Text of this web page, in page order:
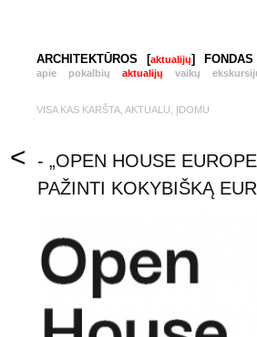
ARCHITEKTŪROS
[aktualijų] FONDAS
apie pokalbių aktualijų vaikų
VISA KAS KARŠTA, AKTUALU, ĮDOMU
<
- „OPEN HOUSE
PAŽINTI KOKYBIŠKĄ